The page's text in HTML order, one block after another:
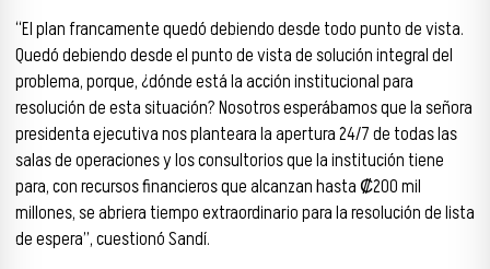
“El plan francamente quedó debiendo desde todo punto de vista.
Quedó debiendo desde el punto de vista de solución integral del
problema, porque, ¿dónde está la acción institucional para
resolución de esta situación? Nosotros esperábamos que la señora
presidenta ejecutiva nos planteara la apertura 24/7 de todas las
salas de operaciones y los consultorios que la institución tiene
para, con recursos financieros que alcanzan hasta ₡200 mil
millones, se abriera tiempo extraordinario para la resolución de lista
de espera”, cuestionó Sandí.